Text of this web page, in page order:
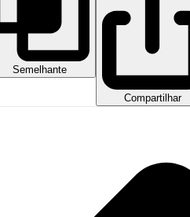
Semelhante
Compartilhar